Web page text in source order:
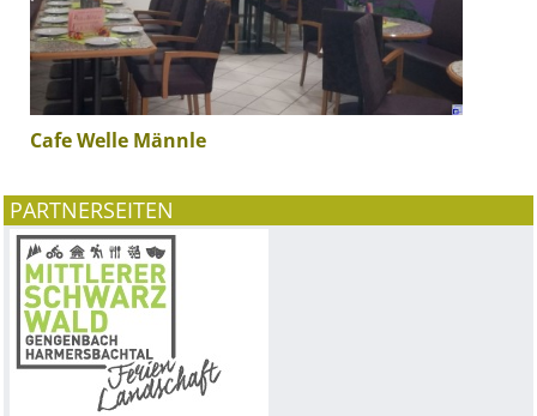
Cafe Welle Männle
PARTNERSEITEN